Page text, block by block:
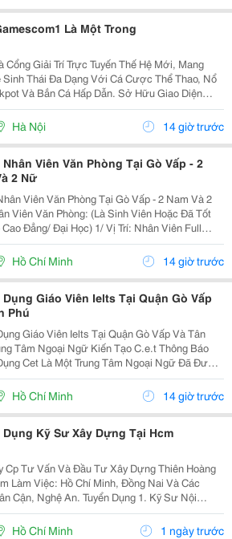
Là Một Trong
Cổng Giải Trí Trực Tuyến Thế Hệ Mới, Mang
Sinh Thái Đa Dạng Với Cá Cược Thể Thao, Nổ
Và Bắn Cá Hấp Dẫn. Sở Hữu Giao Diện
Cùng Tốc Độ Xử Lý Giao Dịch Nhanh Chóng,
Người Chơi Trải Nghiệm Liền Mạch Trên
Hà Nội 14 giờ trước
Nhân Viên Văn Phòng Tại Gò Vấp - 2
2 Nữ
Viên Văn Phòng Tại Gò Vấp - 2 Nam Và 2
Đại Học) 1/ Vị Trí: Nhân Viên Full
Làm: 13:00 Đến 21:00 (1 Tháng
Phép 1 Ngày, Và Hưởng Các Ngày...
Hồ Chí Minh 14 giờ trước
Dụng Giáo Viên Ielts Tại Quận Gò Vấp
Phú
Giáo Viên Ielts Tại Quận Gò Vấp Và Tân
Ngữ Đã Được
16 Năm Chuyên Về Chương Trình Anh Văn
Học Thuật Ielts &Ndash; Toefl Ibt. Trung Tâm...
Hồ Chí Minh 14 giờ trước
Dụng Kỹ Sư Xây Dựng Tại Hcm
Cp Tư Vấn Và Đầu Tư Xây Dựng Thiên Hoàng
Làm Việc: Hồ Chí Minh, Đồng Nai Và Các
An. Tuyển Dụng 1. Kỹ Sư Nội
Trình Giao Thông, Cầu Đường : 06 2. Kỹ
Trường Công Trình Giao Thông, Cầu...
Hồ Chí Minh 1 ngày trước